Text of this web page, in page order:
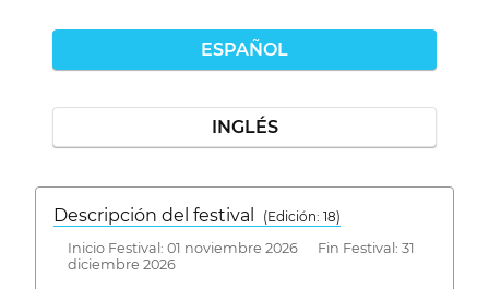
ESPAÑOL
INGLÉS
Descripción del festival
( Edición: 18)
Inicio Festival: 01 noviembre 2026 Fin Festival: 31
diciembre 2026